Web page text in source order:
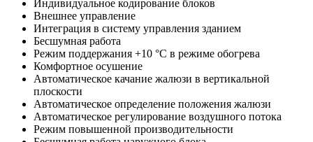
Индивидуальное кодирование блоков
Внешнее управление
Интеграция в систему управления зданием
Бесшумная работа
Режим поддержания +10 °С в режиме обогрева
Комфортное осушение
Автоматическое качание жалюзи в вертикальной
плоскости
Автоматическое определение положения жалюзи
Автоматическое регулирование воздушного потока
Режим повышенной производительности